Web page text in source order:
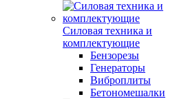
Силовая техника и
комплектующие
Бензорезы
Генераторы
Виброплиты
Бетономешалки